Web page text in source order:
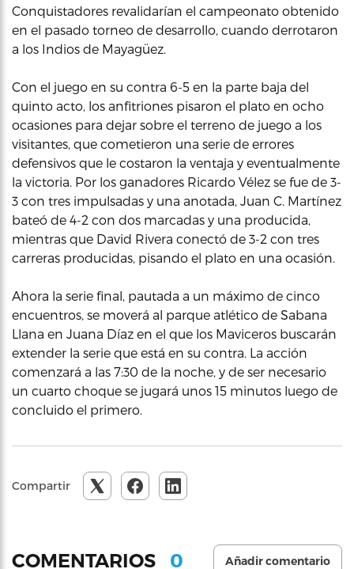
Conquistadores revalidarían el campeonato obtenido
en el pasado torneo de desarrollo, cuando derrotaron
a los Indios de Mayagüez.
Con el juego en su contra 6-5 en la parte baja del
quinto acto, los anfitriones pisaron el plato en ocho
ocasiones para dejar sobre el terreno de juego a los
visitantes, que cometieron una serie de errores
defensivos que le costaron la ventaja y eventualmente
la victoria. Por los ganadores Ricardo Vélez se fue de 3-
3 con tres impulsadas y una anotada, Juan C. Martínez
bateó de 4-2 con dos marcadas y una producida,
mientras que David Rivera conectó de 3-2 con tres
carreras producidas, pisando el plato en una ocasión.
Ahora la serie final, pautada a un máximo de cinco
encuentros, se moverá al parque atlético de Sabana
Llana en Juana Díaz en el que los Maviceros buscarán
extender la serie que está en su contra. La acción
comenzará a las 7:30 de la noche, y de ser necesario
un cuarto choque se jugará unos 15 minutos luego de
concluido el primero.
Compartir
COMENTARIOS 0 Añadir comentario